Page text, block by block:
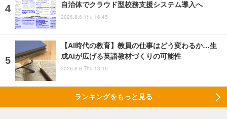
自治体でクラウド型校務支援システム導入へ
2026.8.6 Thu 16:45
【AI時代の教育】教員の仕事はどう変わるか…生
成AIが広げる英語教材づくりの可能性
2026.8.6 Thu 13:15
ランキングをもっと見る